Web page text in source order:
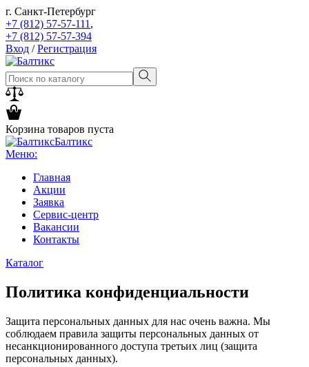
г. Санкт-Петербург
+7 (812) 57-57-111 ,
+7 (812) 57-57-394
Вход /Регистрация
Корзина товаров пуста
Балтикс
Меню:
Главная
Акции
Заявка
Сервис-центр
Вакансии
Контакты
Каталог
Политика конфиденциальности
Защита персональных данных для нас очень важна. Мы
соблюдаем правила защиты персональных данных от
несанкционированного доступа третьих лиц (защита
персональных данных).